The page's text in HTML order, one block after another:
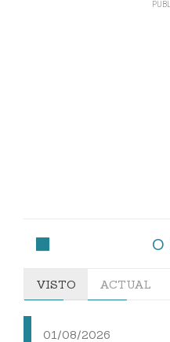
O
VISTO ACTUAL
01/08/2026